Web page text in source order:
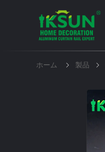
ホーム 製品